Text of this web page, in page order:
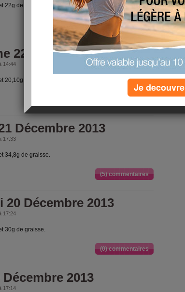
22g de graisse
(6) commentaires
22 Décembre 2013
14:44
20,10g de graisse
Décembre 2013
17:33
34,8g de graisse.
(5) commentaires
20 Décembre 2013
17:24
30g de graisse.
(0) commentaires
2013
17:14
Je decouvre